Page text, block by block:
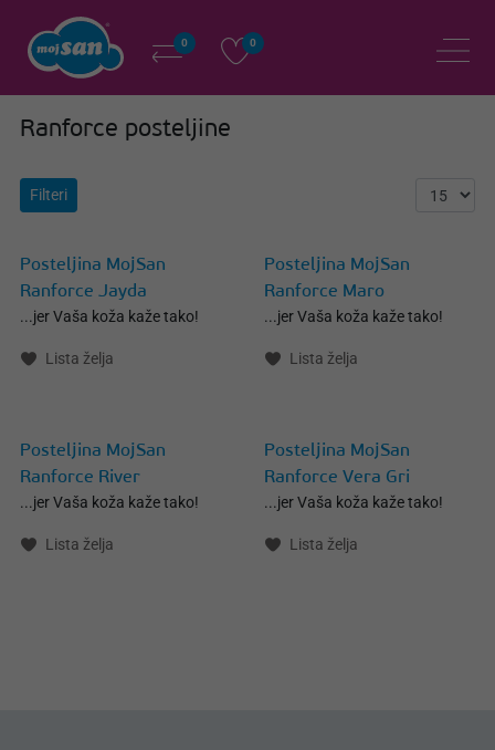
0 0
Ranforce posteljine
Filteri
Posteljina MojSan
Ranforce Jayda
...jer Vaša koža kaže tako!
Lista želja
Posteljina MojSan
Ranforce Maro
...jer Vaša koža kaže tako!
Lista želja
Posteljina MojSan
Ranforce River
...jer Vaša koža kaže tako!
Lista želja
Posteljina MojSan
Ranforce Vera Gri
...jer Vaša koža kaže tako!
Lista želja